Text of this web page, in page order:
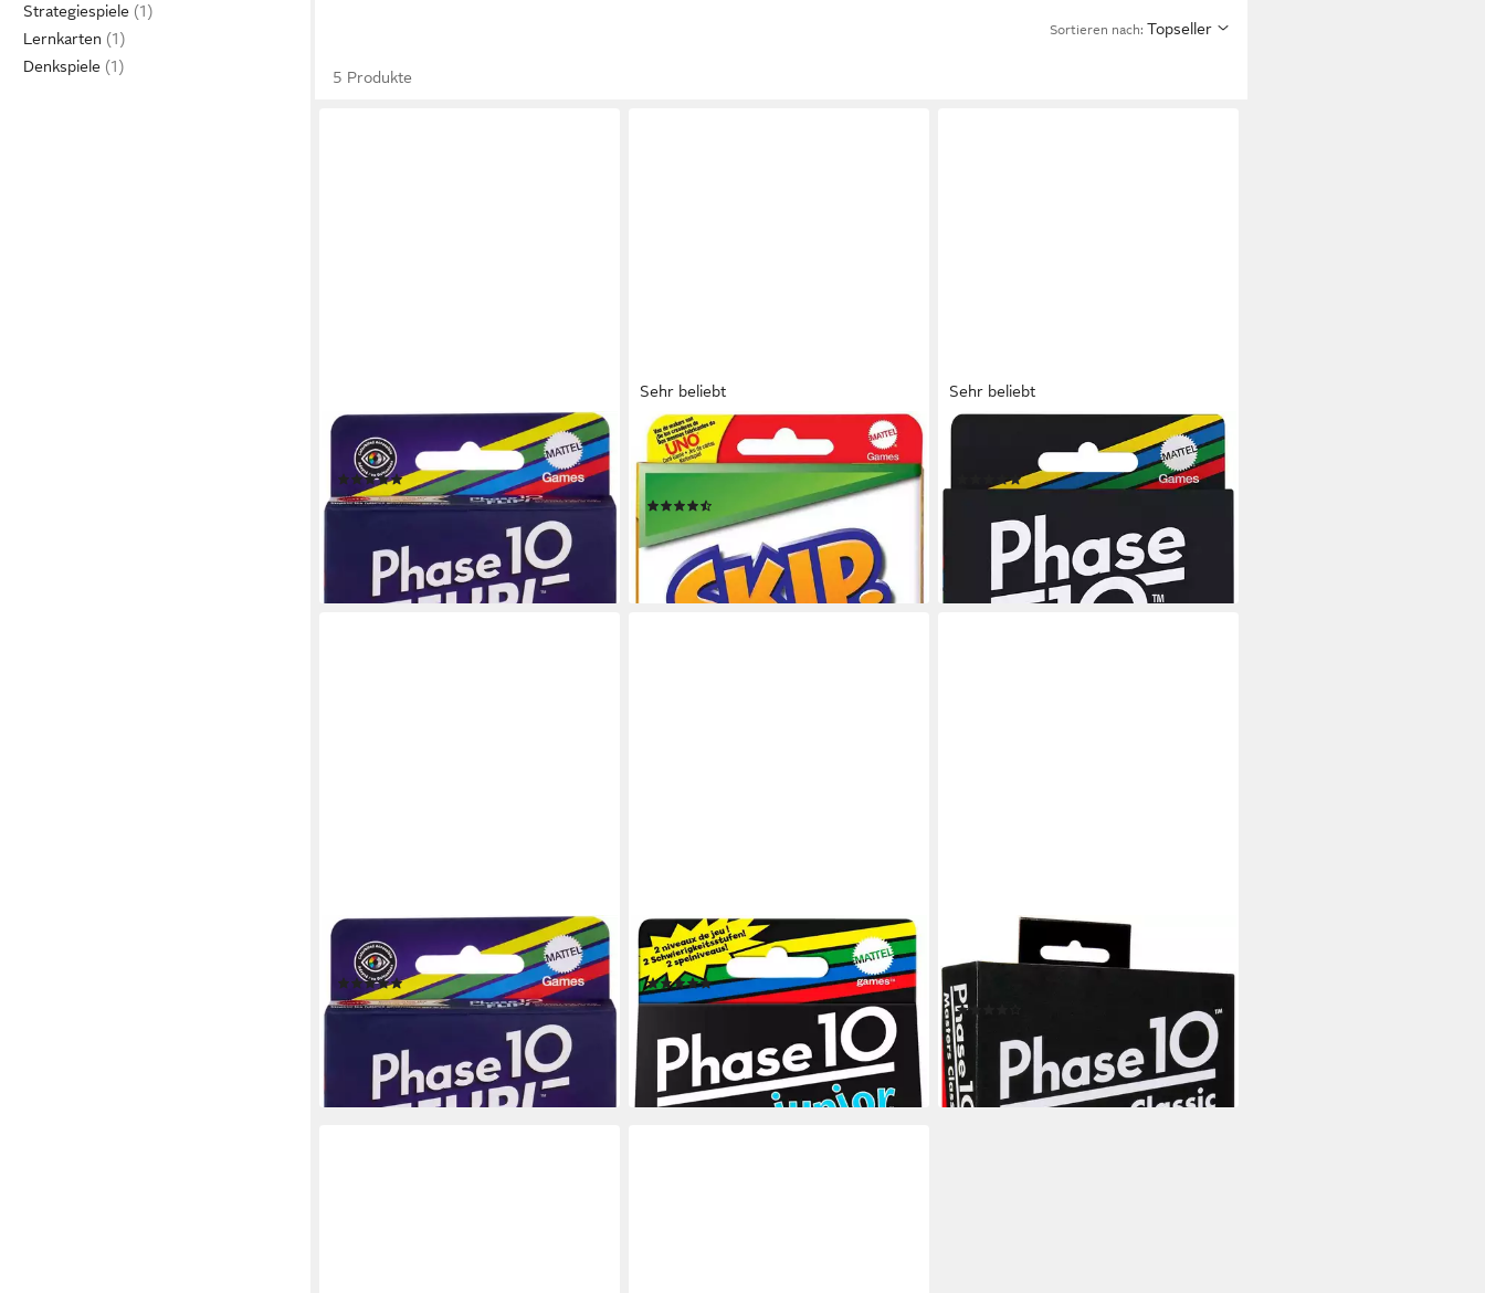
Strategiespiele
Lernkarten
Denkspiele
Sortieren nach: Topseller
5 Produkte
MATTEL GAMES
Spiel Phase 10, Flip, Kartenspiel
(9)
ab 10,07 € UVP15,99 €
lieferbar - in 1-2 Werktagen bei dir
Sehr beliebt
MATTEL GAMES
Spiel Skip-Bo, Kartenspiel für die
ab 12,06 € UVP20,99 €
-43%
lieferbar - in 1-2 Werktagen bei dir
Sehr beliebt
Spiel Phase 10, Kartenspiel
(49)
-32%
lieferbar - in 1-2 Werktagen bei dir
MATTEL GAMES
Spiel Phase 10, Flip, Kartenspiel
(9)
ab 10,07 € UVP15,99 €
lieferbar - in 1-2 Werktagen bei dir
MATTEL GAMES
Spiel Phase 10, Junior, Kartenspiel
(5)
ab 9,77 € UVP12,99 €
lieferbar - in 1-2 Werktagen bei dir
MATTEL GAMES
Spiel Phase 10 Masters Classic,
Kartenspiel
ab 20,56 €
-21%
lieferbar - in 1-2 Werktagen bei dir